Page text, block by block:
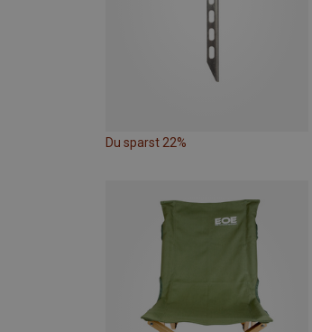
Du sparst 22%